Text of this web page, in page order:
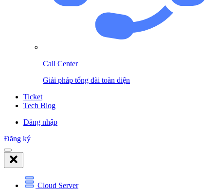
Call Center
Giải pháp tổng đài toàn diện
Ticket
Tech Blog
Đăng nhập
Đăng ký
Cloud Server